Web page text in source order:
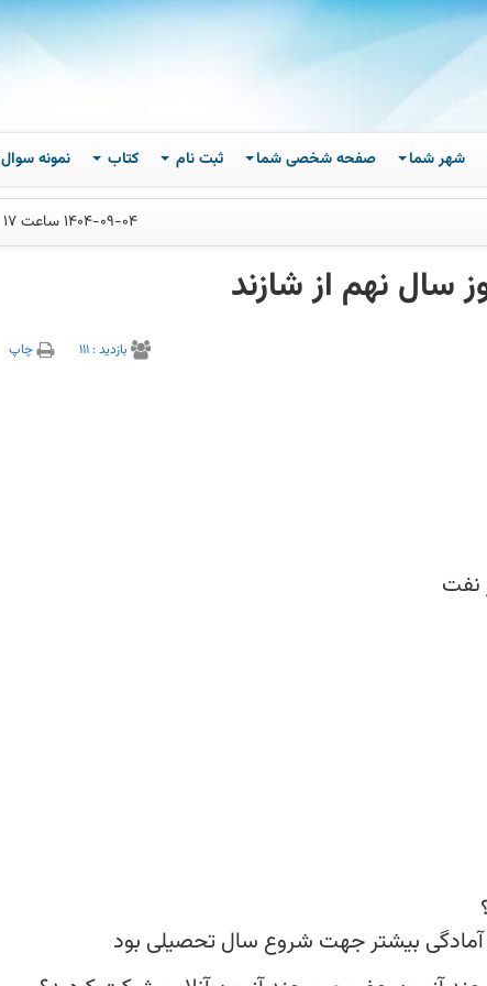
شهر شما صفحه شخصی شما ثبت نام کتاب نمونه سوال
1404-09-04 ساعت 17
سال نهم از شازند
بازديد : 111 چاپ
نفت
آمادگی بیشتر جهت شروع سال تحصیلی بود